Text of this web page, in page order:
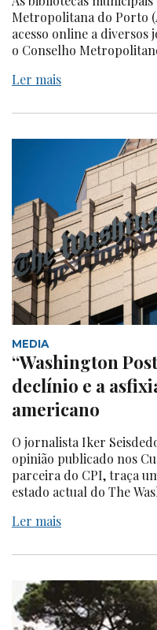
Metropolitana do Porto
acesso online a diversos
o Conselho
Ler mais
MEDIA
“Washington
declínio e a
americano
O jornalista Iker
opinião publicado nos
parceira do CPI, traça
estado actual do The
Ler mais